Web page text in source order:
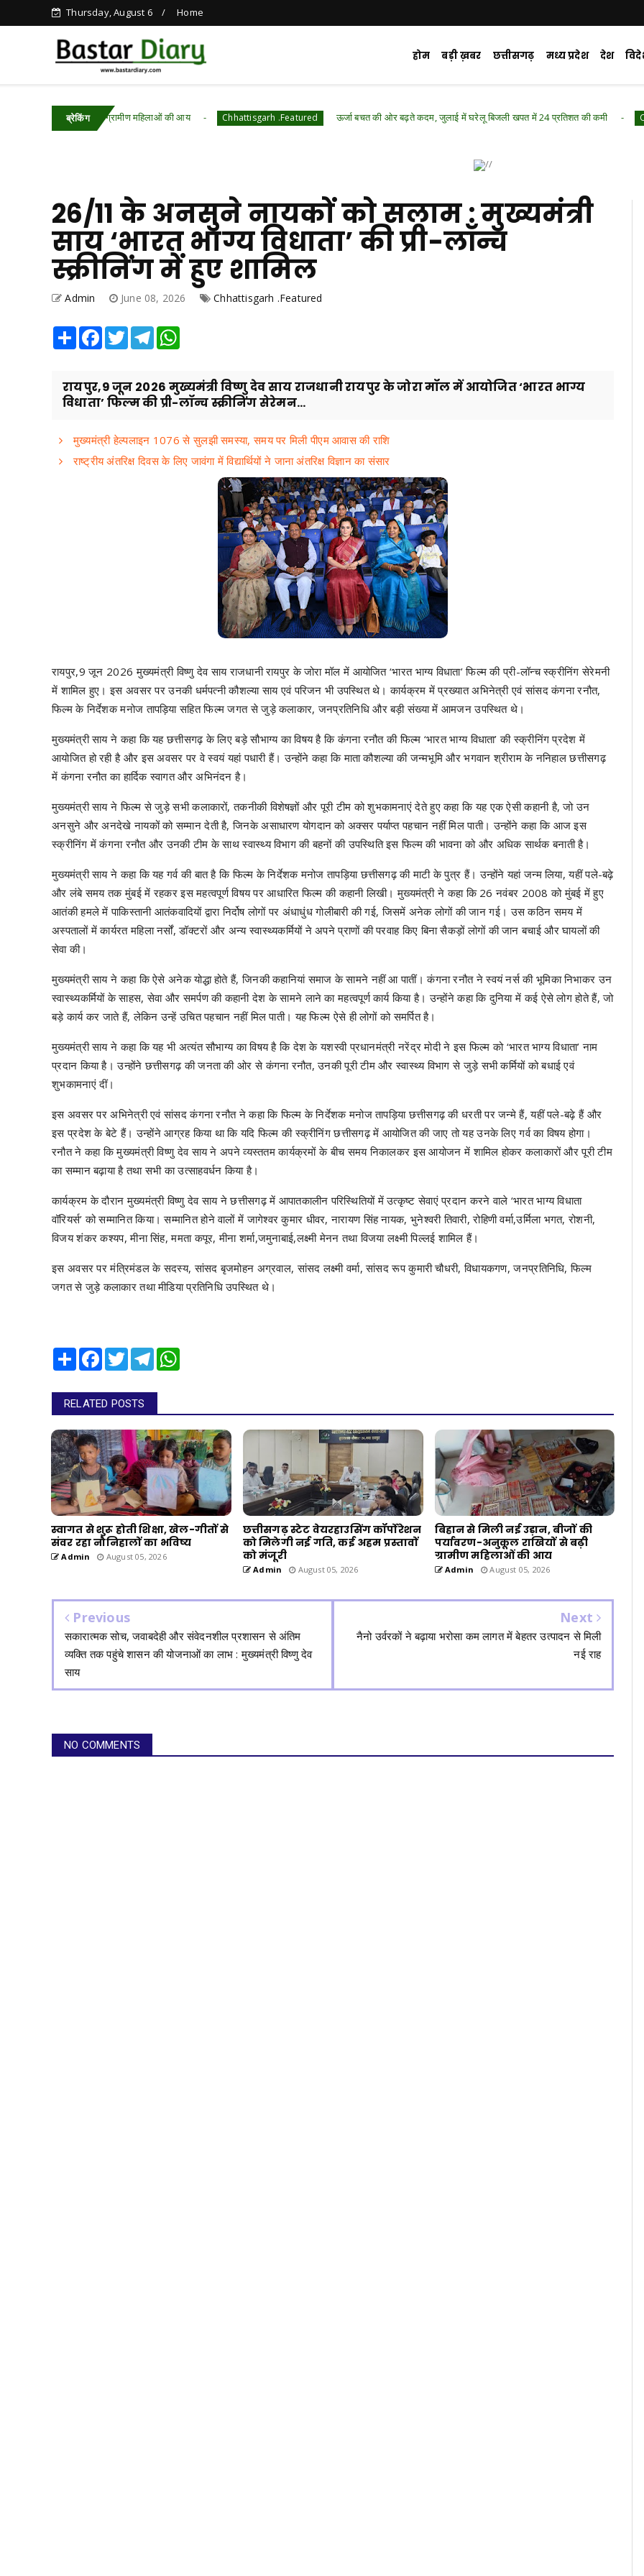
Thursday, August 6 Home
होम बड़ी ख़बर छत्तीसगढ़ मध्य प्रदेश देश
ब्रेकिंग
से बढ़ी ग्रामीण महिलाओं की आय Chhattisgarh .Featured ऊर्जा बचत की ओर बढ़ते कदम, जुलाई में घरेलू बिजली खपत में 24 प्रतिशत की कमी Chhattisgarh
26/11 के अनसुने नायकों को सलाम : मुख्यमंत्री
साय ‘भारत भाग्य विधाता’ की प्री-लॉन्च
स्क्रीनिंग में हुए शामिल
Admin June 08, 2026 Chhattisgarh .Featured
Share Facebook
TwitterTelegram
रायपुर,9 जून 2026 मुख्यमंत्री विष्णु देव साय राजधानी रायपुर के जोरा मॉल में आयोजित ‘भारत भाग्य
विधाता’ फिल्म की प्री-लॉन्च स्क्रीनिंग सेरेमन...
मुख्यमंत्री हेल्पलाइन 1076 से सुलझी समस्या, समय पर मिली पीएम आवास की राशि
राष्ट्रीय अंतरिक्ष दिवस के लिए जावंगा में विद्यार्थियों ने जाना अंतरिक्ष विज्ञान का संसार
रायपुर,9 जून 2026 मुख्यमंत्री विष्णु देव साय राजधानी रायपुर के जोरा मॉल में आयोजित ‘भारत भाग्य विधाता’ फिल्म की प्री-लॉन्च स्क्रीनिंग सेरेमनी
में शामिल हुए। इस अवसर पर उनकी धर्मपत्नी कौशल्या साय एवं परिजन भी उपस्थित थे। कार्यक्रम में प्रख्यात अभिनेत्री एवं सांसद कंगना रनौत,
फिल्म के निर्देशक मनोज तापड़िया सहित फिल्म जगत से जुड़े कलाकार, जनप्रतिनिधि और बड़ी संख्या में आमजन उपस्थित थे।
मुख्यमंत्री साय ने कहा कि यह छत्तीसगढ़ के लिए बड़े सौभाग्य का विषय है कि कंगना रनौत की फिल्म ‘भारत भाग्य विधाता’ की स्क्रीनिंग प्रदेश में
आयोजित हो रही है और इस अवसर पर वे स्वयं यहां पधारी हैं। उन्होंने कहा कि माता कौशल्या की जन्मभूमि और भगवान श्रीराम के ननिहाल छत्तीसगढ़
में कंगना रनौत का हार्दिक स्वागत और अभिनंदन है।
मुख्यमंत्री साय ने फिल्म से जुड़े सभी कलाकारों, तकनीकी विशेषज्ञों और पूरी टीम को शुभकामनाएं देते हुए कहा कि यह एक ऐसी कहानी है, जो उन
अनसुने और अनदेखे नायकों को सम्मान देती है, जिनके असाधारण योगदान को अक्सर पर्याप्त पहचान नहीं मिल पाती। उन्होंने कहा कि आज इस
स्क्रीनिंग में कंगना रनौत और उनकी टीम के साथ स्वास्थ्य विभाग की बहनों की उपस्थिति इस फिल्म की भावना को और अधिक सार्थक बनाती है।
मुख्यमंत्री साय ने कहा कि यह गर्व की बात है कि फिल्म के निर्देशक मनोज तापड़िया छत्तीसगढ़ की माटी के पुत्र हैं। उन्होंने यहां जन्म लिया, यहीं पले-बढ़े
और लंबे समय तक मुंबई में रहकर इस महत्वपूर्ण विषय पर आधारित फिल्म की कहानी लिखी। मुख्यमंत्री ने कहा कि 26 नवंबर 2008 को मुंबई में हुए
आतंकी हमले में पाकिस्तानी आतंकवादियों द्वारा निर्दोष लोगों पर अंधाधुंध गोलीबारी की गई, जिसमें अनेक लोगों की जान गई। उस कठिन समय में
अस्पतालों में कार्यरत महिला नर्सों, डॉक्टरों और अन्य स्वास्थ्यकर्मियों ने अपने प्राणों की परवाह किए बिना सैकड़ों लोगों की जान बचाई और घायलों की
सेवा की।
मुख्यमंत्री साय ने कहा कि ऐसे अनेक योद्धा होते हैं, जिनकी कहानियां समाज के सामने नहीं आ पातीं। कंगना रनौत ने स्वयं नर्स की भूमिका निभाकर उन
स्वास्थ्यकर्मियों के साहस, सेवा और समर्पण की कहानी देश के सामने लाने का महत्वपूर्ण कार्य किया है। उन्होंने कहा कि दुनिया में कई ऐसे लोग होते हैं, जो
बड़े कार्य कर जाते हैं, लेकिन उन्हें उचित पहचान नहीं मिल पाती। यह फिल्म ऐसे ही लोगों को समर्पित है।
मुख्यमंत्री साय ने कहा कि यह भी अत्यंत सौभाग्य का विषय है कि देश के यशस्वी प्रधानमंत्री नरेंद्र मोदी ने इस फिल्म को ‘भारत भाग्य विधाता’ नाम
प्रदान किया है। उन्होंने छत्तीसगढ़ की जनता की ओर से कंगना रनौत, उनकी पूरी टीम और स्वास्थ्य विभाग से जुड़े सभी कर्मियों को बधाई एवं
शुभकामनाएं दीं।
इस अवसर पर अभिनेत्री एवं सांसद कंगना रनौत ने कहा कि फिल्म के निर्देशक मनोज तापड़िया छत्तीसगढ़ की धरती पर जन्मे हैं, यहीं पले-बढ़े हैं और
इस प्रदेश के बेटे हैं। उन्होंने आग्रह किया था कि यदि फिल्म की स्क्रीनिंग छत्तीसगढ़ में आयोजित की जाए तो यह उनके लिए गर्व का विषय होगा।
रनौत ने कहा कि मुख्यमंत्री विष्णु देव साय ने अपने व्यस्ततम कार्यक्रमों के बीच समय निकालकर इस आयोजन में शामिल होकर कलाकारों और पूरी टीम
का सम्मान बढ़ाया है तथा सभी का उत्साहवर्धन किया है।
कार्यक्रम के दौरान मुख्यमंत्री विष्णु देव साय ने छत्तीसगढ़ में आपातकालीन परिस्थितियों में उत्कृष्ट सेवाएं प्रदान करने वाले ‘भारत भाग्य विधाता
वॉरियर्स’ को सम्मानित किया। सम्मानित होने वालों में जागेश्वर कुमार धीवर, नारायण सिंह नायक, भुनेश्वरी तिवारी, रोहिणी वर्मा,उर्मिला भगत, रोशनी,
विजय शंकर कश्यप, मीना सिंह, ममता कपूर, मीना शर्मा,जमुनाबाई,लक्ष्मी मेनन तथा विजया लक्ष्मी पिल्लई शामिल हैं।
इस अवसर पर मंत्रिमंडल के सदस्य, सांसद बृजमोहन अग्रवाल, सांसद लक्ष्मी वर्मा, सांसद रूप कुमारी चौधरी, विधायकगण, जनप्रतिनिधि, फिल्म
जगत से जुड़े कलाकार तथा मीडिया प्रतिनिधि उपस्थित थे।
Share Facebook
TwitterTelegram
RELATED POSTS
स्वागत से शुरू होती शिक्षा, खेल-गीतों से
संवर रहा नौनिहालों का भविष्य
Admin August 05, 2026
छत्तीसगढ़ स्टेट वेयरहाउसिंग कॉर्पोरेशन
को मिलेगी नई गति, कई अहम प्रस्तावों
को मंजूरी
Admin August 05, 2026
बिहान से मिली नई उड़ान, बीजों की
पर्यावरण-अनुकूल राखियों से बढ़ी
ग्रामीण महिलाओं की आय
Admin August 05, 2026
Previous
सकारात्मक सोच, जवाबदेही और संवेदनशील प्रशासन से अंतिम
व्यक्ति तक पहुंचे शासन की योजनाओं का लाभ : मुख्यमंत्री विष्णु देव
साय
Next
नैनो उर्वरकों ने बढ़ाया भरोसा कम लागत में बेहतर उत्पादन से मिली
नई राह
NO COMMENTS